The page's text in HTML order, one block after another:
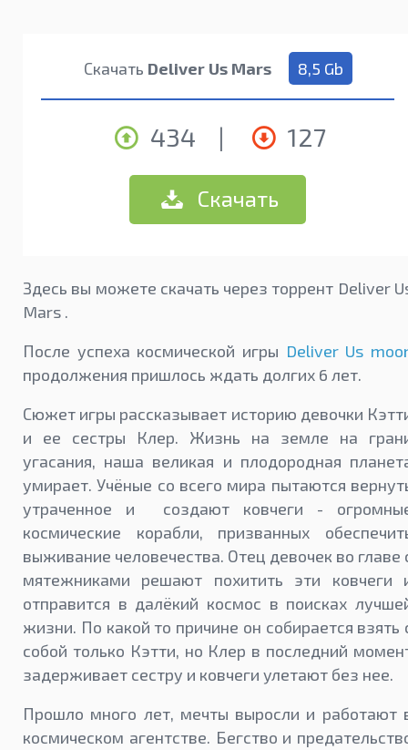
Скачать Deliver Us Mars 8,5 Gb
434 | 127
Скачать
Здесь вы можете скачать через торрент Deliver
Mars .
После успеха космической игры Deliver Us
продолжения пришлось ждать долгих 6 лет.
Сюжет игры рассказывает историю девочки
и ее сестры Клер. Жизнь на земле на
угасания, наша великая и плодородная
умирает. Учёные со всего мира пытаются
утраченное и создают ковчеги -
космические корабли, призванных
выживание человечества. Отец девочек во главе
мятежниками решают похитить эти ковчеги
отправится в далёкий космос в поисках
жизни. По какой то причине он собирается взять
собой только Кэтти, но Клер в последний
задерживает сестру и ковчеги улетают без нее.
Прошло много лет, мечты выросли и работают
космическом агентстве. Бегство и